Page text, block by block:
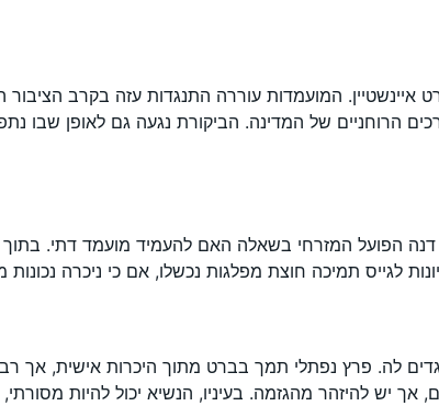
איינשטיין. המועמדות עוררה התנגדות עזה בקרב
הרוחניים של המדינה. הביקורת נגעה גם לאופן שבו
הפועל המזרחי בשאלה האם להעמיד מועמד דתי. בתוך
תמיכה חוצת מפלגות נכשלו, אם כי ניכרה נכונות
לה. פרץ נפתלי תמך בברט מתוך היכרות אישית,
אך יש להיזהר מהגזמה. בעיניו, הנשיא יכול להיות